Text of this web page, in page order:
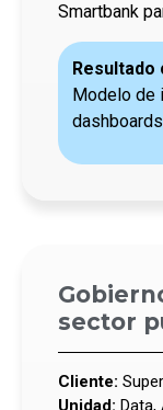
Smartbank
Resultado
Modelo de
sector
Cliente:
Unidad: Data,